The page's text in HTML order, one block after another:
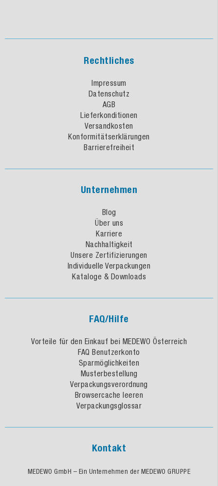
Rechtliches
Impressum
Datenschutz
AGB
Lieferkonditionen
Versandkosten
Konformitätserklärungen
Barrierefreiheit
Unternehmen
Blog
Über uns
Karriere
Nachhaltigkeit
Unsere Zertifizierungen
Individuelle Verpackungen
Kataloge & Downloads
FAQ/Hilfe
Vorteile für den Einkauf bei MEDEWO Österreich
FAQ Benutzerkonto
Sparmöglichkeiten
Musterbestellung
Verpackungsverordnung
Browsercache leeren
Verpackungsglossar
Kontakt
MEDEWO GmbH – Ein Unternehmen der MEDEWO GRUPPE